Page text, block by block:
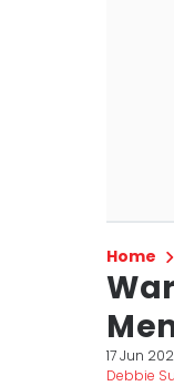
Home
17 Jun
Debbie